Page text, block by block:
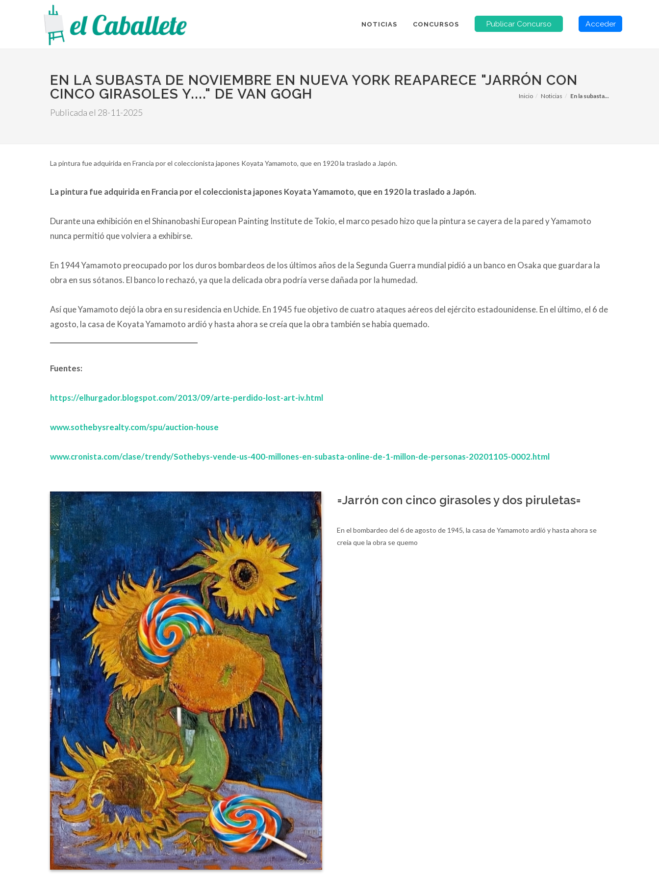
NOTICIAS CONCURSOS Publicar Concurso Acceder
EN LA SUBASTA DE NOVIEMBRE EN NUEVA YORK REAPARECE "JARRÓN CON
CINCO GIRASOLES Y...." DE VAN GOGH
Publicada el 28-11-2025
Inicio Noticias En la subasta...
​​​​​​​La pintura fue adquirida en Francia por el coleccionista japones Koyata Yamamoto, que en 1920 la traslado a Japón.
La pintura fue adquirida en Francia por el coleccionista japones Koyata Yamamoto, que en 1920 la traslado a Japón.
Durante una exhibición en el Shinanobashi European Painting Institute de Tokio, el marco pesado hizo que la pintura se cayera de la pared y Yamamoto
nunca permitió que volviera a exhibirse.
En 1944 Yamamoto preocupado por los duros bombardeos de los últimos años de la Segunda Guerra mundial pidió a un banco en Osaka que guardara la
obra en sus sótanos. El banco lo rechazó, ya que la delicada obra podría verse dañada por la humedad.
Así que Yamamoto dejó la obra en su residencia en Uchide. En 1945 fue objetivo de cuatro ataques aéreos del ejército estadounidense. En el último, el 6 de
agosto, la casa de Koyata Yamamoto ardió y hasta ahora se creía que la obra también se habia quemado.
Fuentes:
https://elhurgador.blogspot.com/2013/09/arte-perdido-lost-art-iv.html
www.sothebysrealty.com/spu/auction-house
www.cronista.com/clase/trendy/Sothebys-vende-us-400-millones-en-subasta-online-de-1-millon-de-personas-20201105-0002.html
=Jarrón con cinco girasoles y dos piruletas=
En el bombardeo del 6 de agosto de 1945, la casa de Yamamoto ardió y hasta ahora se
creía que la obra se quemo